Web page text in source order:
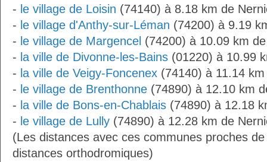
- le village de Loisin (74140) à 8.18 km de
- le village d'Anthy-sur-Léman (74200) à 9.19
- le village de Margencel (74200) à 10.09 km
- la ville de Divonne-les-Bains (01220) à 10.99
- la ville de Veigy-Foncenex (74140) à 11.14
- le village de Brenthonne (74890) à 12.10 km
- la ville de Bons-en-Chablais (74890) à 12.18
- le village de Lully (74890) à 12.28 km de
(Les distances avec ces communes proches
distances orthodromiques)